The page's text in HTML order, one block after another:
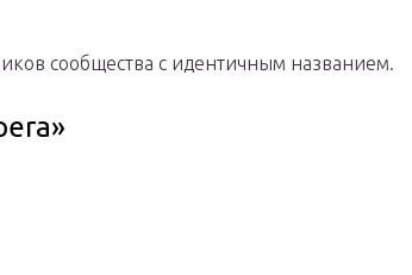
сообщества с идентичным названием.